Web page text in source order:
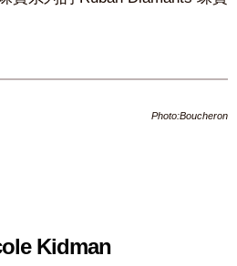
Photo:Boucheron
Kidman